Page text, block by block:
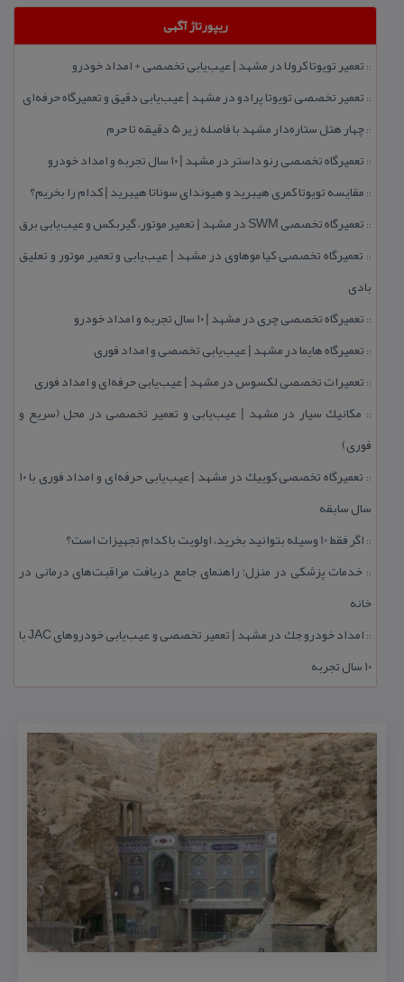
ریپورتاژ آگهی
:: تعمیر تویوتا كرولا در مشهد | عیب‌یابی تخصصی + امداد خودرو
:: تعمیر تخصصی تویوتا پرادو در مشهد | عیب‌یابی دقیق و تعمیرگاه حرفه‌ای
::چهار هتل‌ ستاره‌دار مشهد با فاصله زیر 5 دقیقه تا حرم
:: تعمیرگاه تخصصی رنو داستر در مشهد | ۱۰ سال تجربه و امداد خودرو
:: مقایسه تویوتا كمری هیبرید و هیوندای سوناتا هیبرید | كدام را بخریم؟
:: تعمیرگاه تخصصی SWM در مشهد | تعمیر موتور، گیربكس و عیب‌یابی برق
:: تعمیرگاه تخصصی كیا موهاوی در مشهد | عیب‌یابی و تعمیر موتور و تعلیق
بادی
:: تعمیرگاه تخصصی چری در مشهد | ۱۰ سال تجربه و امداد خودرو
:: تعمیرگاه هایما در مشهد | عیب‌یابی تخصصی و امداد فوری
:: تعمیرات تخصصی لكسوس در مشهد | عیب‌یابی حرفه‌ای و امداد فوری
:: مكانیك سیار در مشهد | عیب‌یابی و تعمیر تخصصی در محل (سریع و
فوری)
::
تعمیرگاه تخصصی كوییك در مشهد | عیب‌یابی حرفه‌ای و امداد فوری با ۱۰
سال سابقه
:: اگر فقط 10 وسیله بتوانید بخرید، اولویت با كدام تجهیزات است؟
:: خدمات پزشكی در منزل؛ راهنمای جامع دریافت مراقبت‌های درمانی در
خانه
::
امداد خودرو جك در مشهد | تعمیر تخصصی و عیب‌یابی خودروهای JAC با
۱۰ سال تجربه